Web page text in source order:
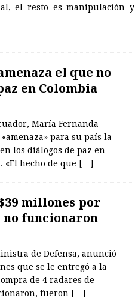
el resto es manipulación y
el que no
en Colombia
María Fernanda
para su país la
los diálogos de paz en
«El hecho de que […]
millones por
no funcionaron
de Defensa, anunció
que se le entregó a la
de 4 radares de
fueron […]